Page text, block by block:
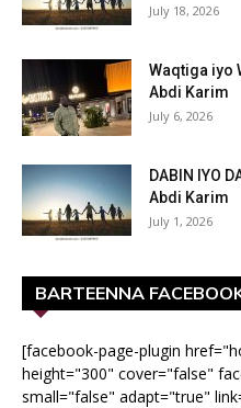
July 18, 2026
Waqtiga iyo
Abdi Karim
July 6, 2026
DABIN IYO
Abdi Karim
July 1, 2026
BARTEENNA
[facebook-page-plugin
height="300" cover="false"
small="false" adapt="true"